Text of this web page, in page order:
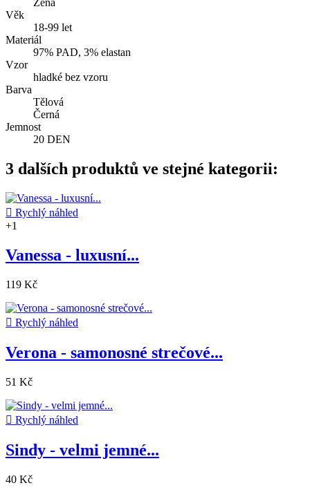
Žena
Věk
18-99 let
Materiál
97% PAD, 3% elastan
Vzor
hladké bez vzoru
Barva
Tělová
Černá
Jemnost
20 DEN
3 dalších produktů ve stejné kategorii:
 Rychlý náhled
+1
Vanessa - luxusní...
119 Kč
 Rychlý náhled
Verona - samonosné strečové...
51 Kč
 Rychlý náhled
Sindy - velmi jemné...
40 Kč